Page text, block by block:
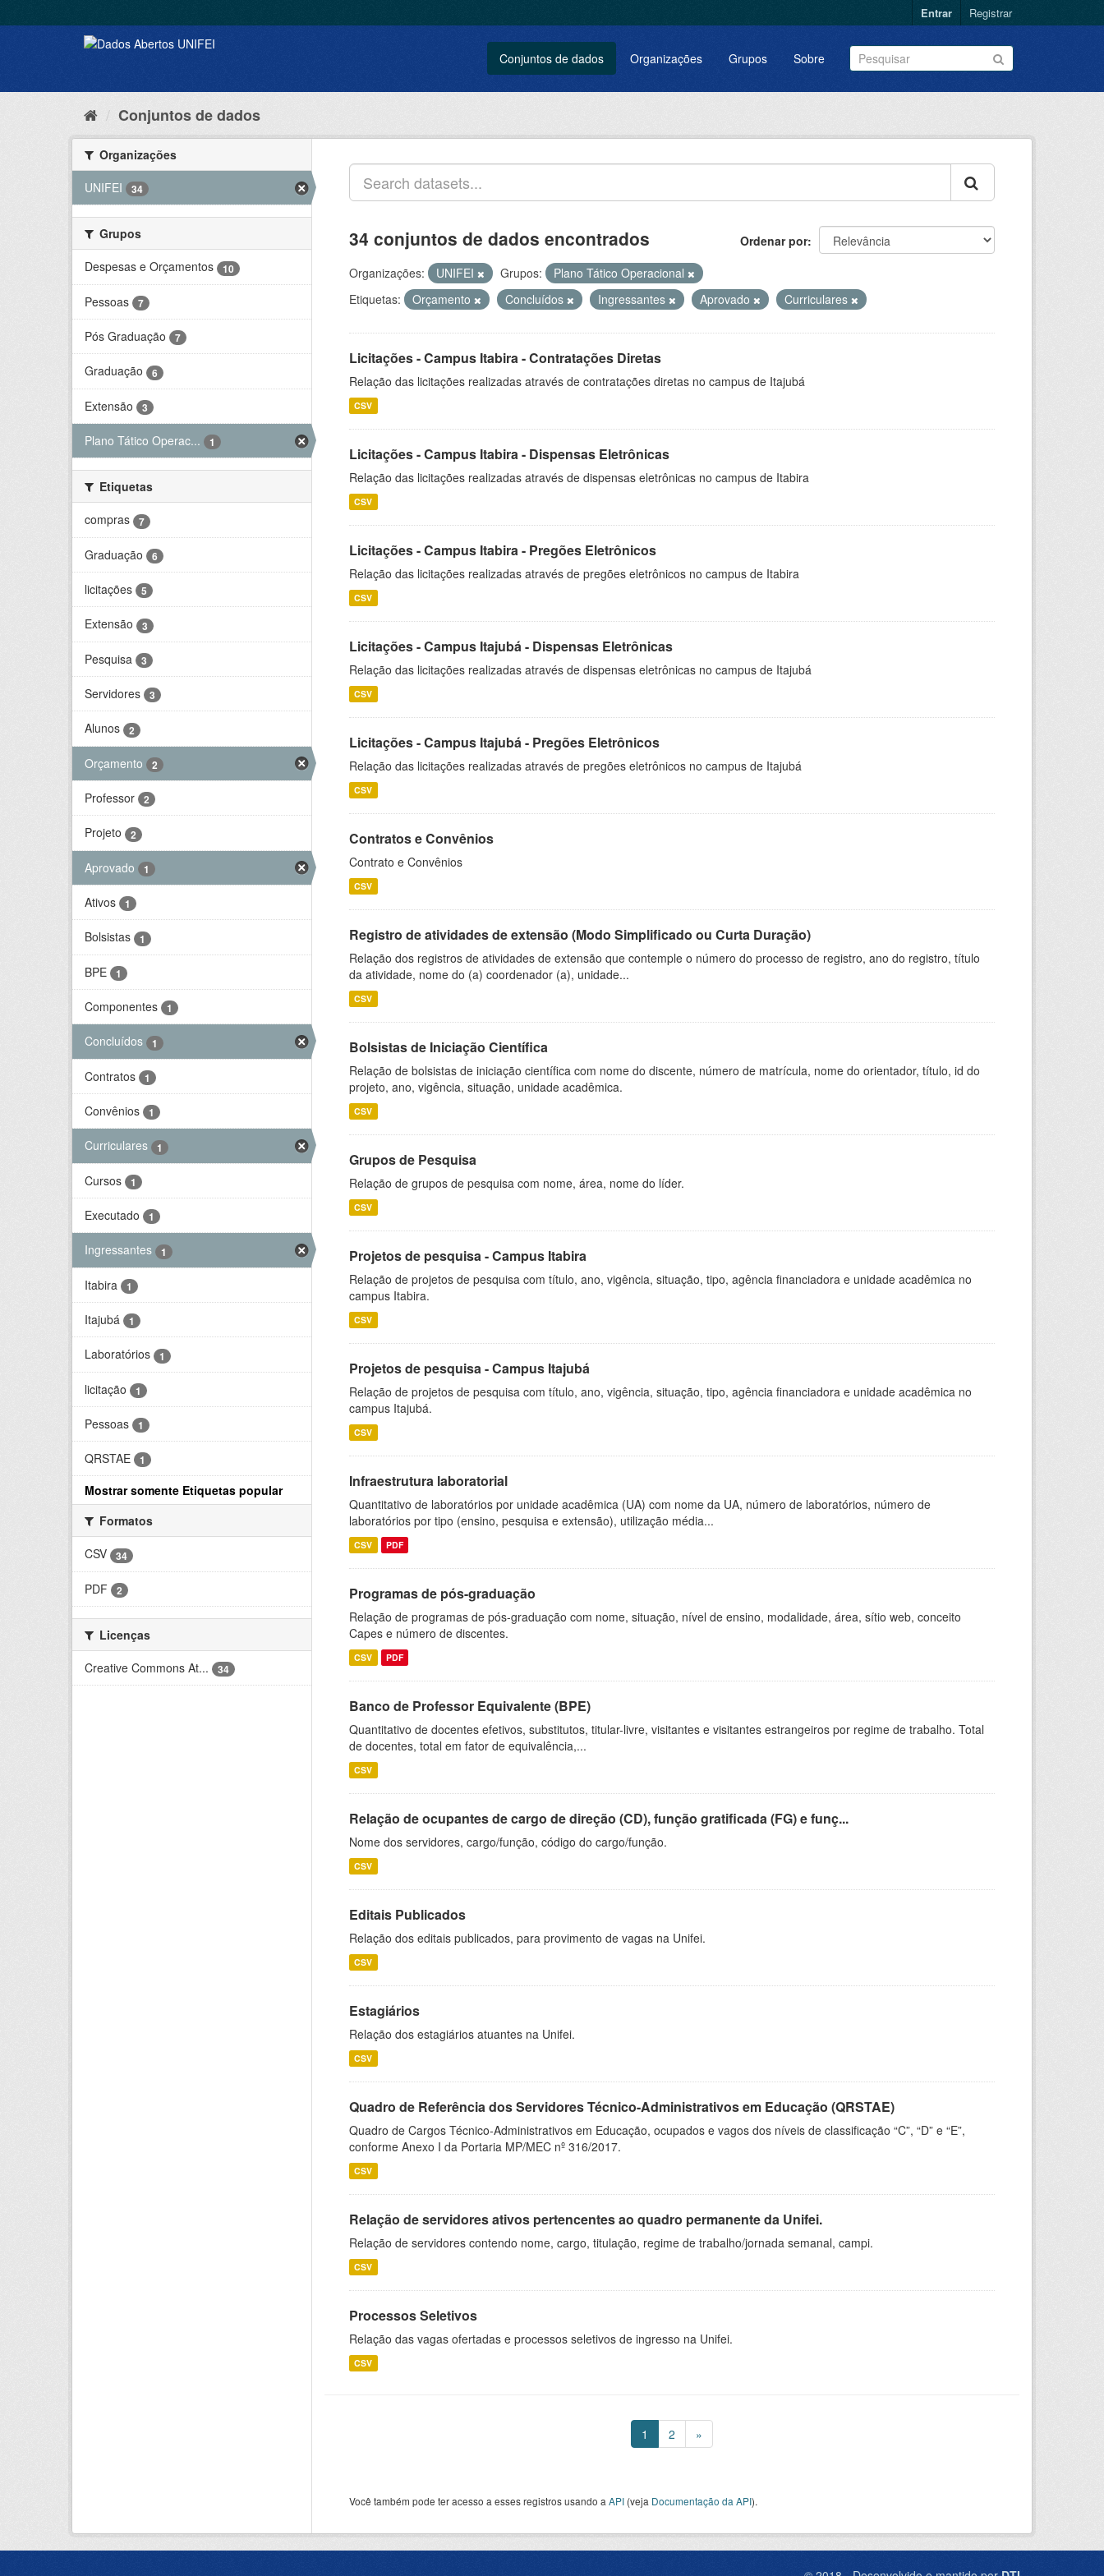
Entrar Registrar
Conjuntos de dados Organizações Grupos Sobre
Conjuntos de dados
Organizações
UNIFEI
34
Grupos
Despesas e Orçamentos
10
Pessoas 7
Pós Graduação 7
Graduação 6
Extensão 3
Plano Tático Operac... 1
Etiquetas
compras
7
Graduação 6
licitações 5
Extensão 3
Pesquisa 3
Servidores 3
Alunos 2
Orçamento 2
Professor 2
Projeto 2
Aprovado 1
Ativos 1
Bolsistas 1
BPE 1
Componentes 1
Concluídos 1
Contratos 1
Convênios 1
Curriculares 1
Cursos 1
Executado 1
Ingressantes 1
Itabira 1
Itajubá 1
Laboratórios 1
licitação 1
Pessoas 1
QRSTAE 1
Mostrar somente Etiquetas popular
Formatos
CSV
34
PDF 2
Licenças
Creative Commons At...
34
Ordenar por
34 conjuntos de dados encontrados
Organizações: UNIFEI Grupos:
Plano Tático Operacional
Etiquetas:
Orçamento Concluídos Ingressantes Aprovado Curriculares
Licitações - Campus Itabira - Contratações Diretas
Relação das licitações realizadas através de contratações diretas no campus de Itajubá
CSV
Licitações - Campus Itabira - Dispensas Eletrônicas
Relação das licitações realizadas através de dispensas eletrônicas no campus de Itabira
CSV
Licitações - Campus Itabira - Pregões Eletrônicos
Relação das licitações realizadas através de pregões eletrônicos no campus de Itabira
CSV
Licitações - Campus Itajubá - Dispensas Eletrônicas
Relação das licitações realizadas através de dispensas eletrônicas no campus de Itajubá
CSV
Licitações - Campus Itajubá - Pregões Eletrônicos
Relação das licitações realizadas através de pregões eletrônicos no campus de Itajubá
CSV
Contratos e Convênios
Contrato e Convênios
CSV
Registro de atividades de extensão (Modo Simplificado ou Curta Duração)
Relação dos registros de atividades de extensão que contemple o número do processo de registro, ano do registro, título
da atividade, nome do (a) coordenador (a), unidade...
CSV
Bolsistas de Iniciação Científica
Relação de bolsistas de iniciação científica com nome do discente, número de matrícula, nome do orientador, título, id do
projeto, ano, vigência, situação, unidade acadêmica.
CSV
Grupos de Pesquisa
Relação de grupos de pesquisa com nome, área, nome do líder.
CSV
Projetos de pesquisa - Campus Itabira
Relação de projetos de pesquisa com título, ano, vigência, situação, tipo, agência financiadora e unidade acadêmica no
campus Itabira.
CSV
Projetos de pesquisa - Campus Itajubá
Relação de projetos de pesquisa com título, ano, vigência, situação, tipo, agência financiadora e unidade acadêmica no
campus Itajubá.
CSV
Infraestrutura laboratorial
Quantitativo de laboratórios por unidade acadêmica (UA) com nome da UA, número de laboratórios, número de
laboratórios por tipo (ensino, pesquisa e extensão), utilização média...
CSV PDF
Programas de pós-graduação
Relação de programas de pós-graduação com nome, situação, nível de ensino, modalidade, área, sítio web, conceito
Capes e número de discentes.
CSV PDF
Banco de Professor Equivalente (BPE)
Quantitativo de docentes efetivos, substitutos, titular-livre, visitantes e visitantes estrangeiros por regime de trabalho. Total
de docentes, total em fator de equivalência,...
CSV
Relação de ocupantes de cargo de direção (CD), função gratificada (FG) e funç...
Nome dos servidores, cargo/função, código do cargo/função.
CSV
Editais Publicados
Relação dos editais publicados, para provimento de vagas na Unifei.
CSV
Estagiários
Relação dos estagiários atuantes na Unifei.
CSV
Quadro de Referência dos Servidores Técnico-Administrativos em Educação (QRSTAE)
Quadro de Cargos Técnico-Administrativos em Educação, ocupados e vagos dos níveis de classificação “C”, “D” e “E”,
conforme Anexo I da Portaria MP/MEC nº 316/2017.
CSV
Relação de servidores ativos pertencentes ao quadro permanente da Unifei.
Relação de servidores contendo nome, cargo, titulação, regime de trabalho/jornada semanal, campi.
CSV
Processos Seletivos
Relação das vagas ofertadas e processos seletivos de ingresso na Unifei.
CSV
1 2 »
Você também pode ter acesso a esses registros usando a API (veja Documentação da API).